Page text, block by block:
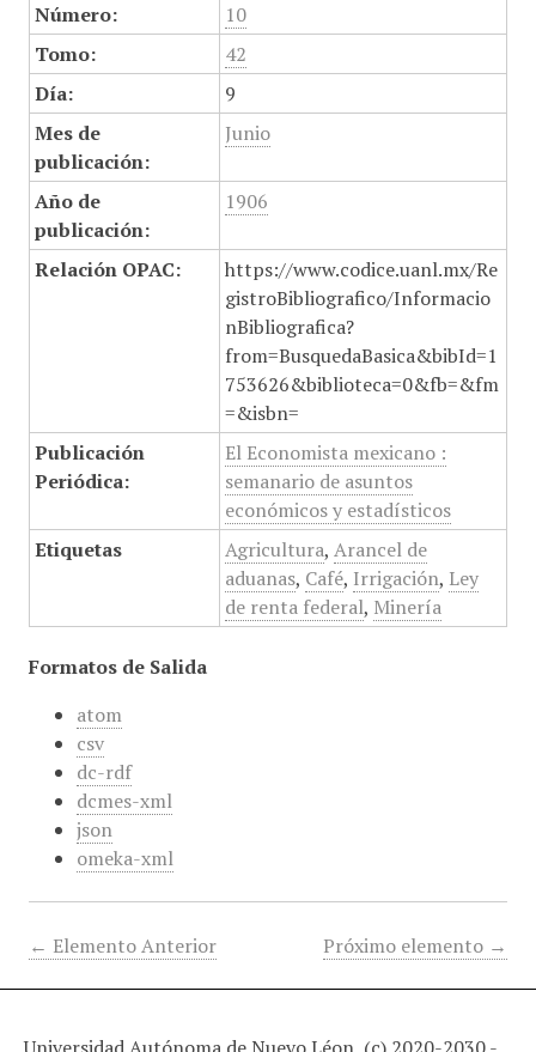
Número:
10
Tomo:
42
Día:
9
Mes de
publicación:
Junio
Año de
publicación:
1906
Relación OPAC:
https://www.codice.uanl.mx/Re
gistroBibliografico/Informacio
nBibliografica?
from=BusquedaBasica&bibId=1
753626&biblioteca=0&fb=&fm
=&isbn=
Publicación
Periódica:
El Economista mexicano :
semanario de asuntos
económicos y estadísticos
Etiquetas
Agricultura, Arancel de
aduanas, Café, Irrigación, Ley
de renta federal, Minería
Formatos de Salida
atom
csv
dc-rdf
dcmes-xml
json
omeka-xml
← Elemento Anterior Próximo elemento →